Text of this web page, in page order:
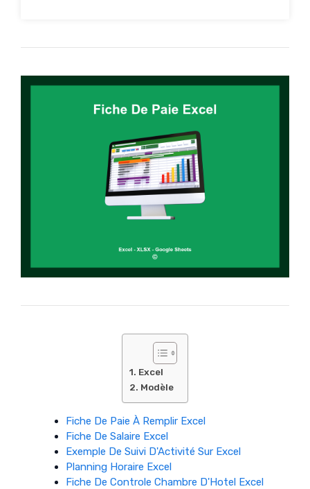
Excel
Modèle
Fiche De Paie À Remplir Excel
Fiche De Salaire Excel
Exemple De Suivi D'Activité Sur Excel
Planning Horaire Excel
Fiche De Controle Chambre D'Hotel Excel